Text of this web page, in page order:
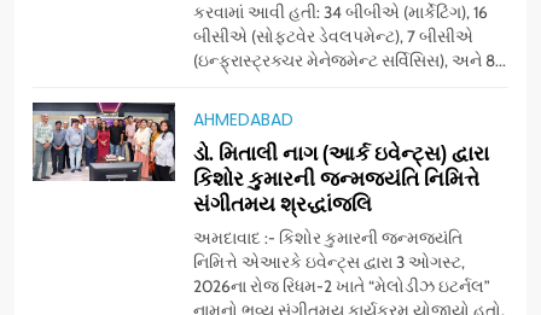
કરવામાં આવી હતી: 34 બીબીએ (માર્કેટિંગ), 16
બીસીએ (સોફ્ટવેર ડેવલપમેન્ટ), 7 બીસીએ
(ઇન્ફ્રાસ્ટ્રક્ચર મેનેજમેન્ટ સર્વિસિસ), અને 8...
AHMEDABAD
ડો. મિતાલી નાગ (આર્ક ઇવેન્ટ્સ) દ્વારા
કિશોર કુમારની જન્મજયંતિ નિમિત્તે
સંગીતમય શ્રદ્ધાંજલિ
અમદાવાદ :- કિશોર કુમારની જન્મજયંતિ
નિમિત્તે એઆરકે ઇવેન્ટ્સ દ્વારા 3 ઓગસ્ટ,
2026ના રોજ રિધમ-2 ખાતે “મેલોડીઝ ઇટર્નલ”
નામનો ભવ્ય સંગીતમય કાર્યક્રમ યોજાયો હતો.
સેમસંગ વિશ્વ યુવા કૌશલ્ય
દિવસની ઉજવણી કરે છે, સેમસંગ
દોસ્ત કૌશલ્ય વિકાસ કાર્યક્રમના
30 ટોચના પ્રતિભાશાળી
વિદ્યાર્થીઓનું સન્માન કરે છે
8
આયુદા ઓર્ગેનિક્સ દ્વારા
ગુજરાતના 5 શહેરોમાં રિટેલ સ્ટોર્સ
અને ગીર ગાયના વૈદિક વલોણા ઘી-
દૂધની શુદ્ધ સેવાઓ સાથે વ્યાપક
વિસ્તરણ
BUSINESS